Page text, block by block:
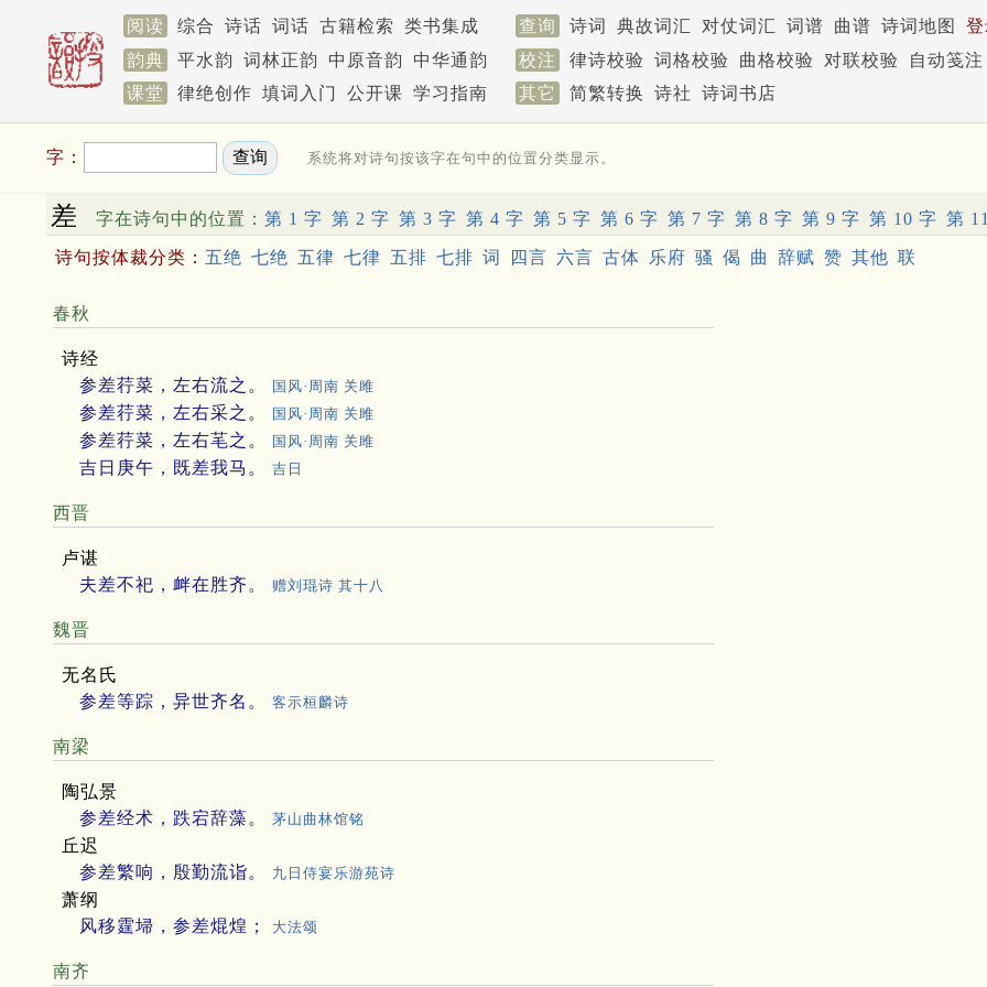
阅读 综合 诗话 词话 古籍检索 类书集成 查询 诗词 典故词汇 对仗词汇 词谱 曲谱 诗词地图
韵典
平水韵 词林正韵 中原音韵 中华通韵 校注 律诗校验 词格校验 曲格校验 对联校验
自动笺注
课堂
律绝创作 填词入门 公开课 学习指南 其它 简繁转换 诗社 诗词书店
字： 系统将对诗句按该字在句中的位置分类显示。
差 字在诗句中的位置： 第 1 字 第 2 字 第 3 字 第 4 字 第 5 字 第 6 字 第 7 字 第 8 字 第 9 字 第 10 字 第
诗句按体裁分类： 五绝 七绝 五律 七律 五排 七排 词 四言 六言 古体 乐府 骚 偈 曲 辞赋 赞 其他 联
春秋
诗经
参差荇菜，左右流之。
国风·周南 关雎
参差荇菜，左右采之。 国风·周南 关雎
参差荇菜，左右芼之。 国风·周南 关雎
吉日庚午，既差我马。 吉日
西晋
卢谌
夫差不祀，衅在胜齐。
赠刘琨诗 其十八
魏晋
无名氏
参差等踪，异世齐名。
客示桓麟诗
南梁
陶弘景
参差经术，跌宕辞藻。
茅山曲林馆铭
丘迟
参差繁响，殷勤流诣。
九日侍宴乐游苑诗
萧纲
风移霆埽，参差焜煌；
大法颂
南齐